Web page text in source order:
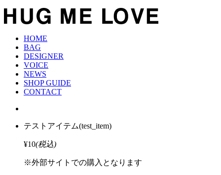
HOME
BAG
DESIGNER
VOICE
NEWS
SHOP GUIDE
CONTACT
テストアイテム(test_item)
¥10(税込)
※外部サイトでの購入となります